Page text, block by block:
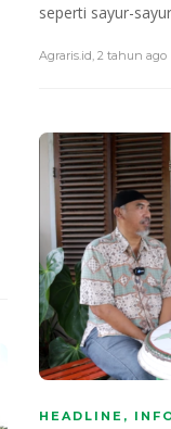
seperti sayur-
Agraris.id 2 tahun ago
HEADLINE ,